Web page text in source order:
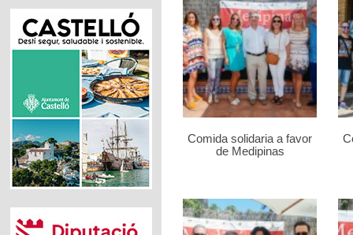
Comida solidaria a favor
de Medipinas